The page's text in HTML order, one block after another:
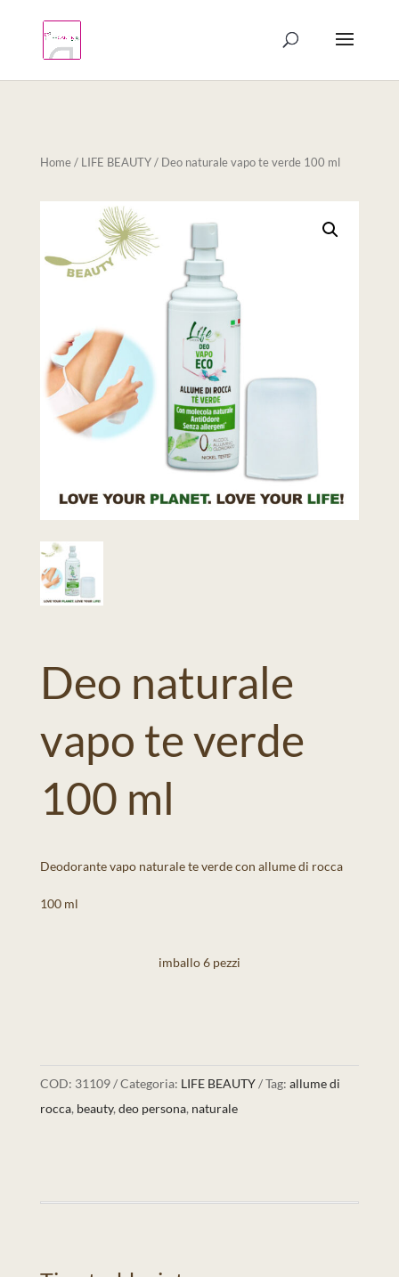
Home/ LIFE BEAUTY/ Deo naturale vapo te verde 100 ml
Deo naturale
vapo te verde
100 ml
Deodorante vapo naturale te verde con allume di rocca
100 ml
imballo 6 pezzi
COD: 31109 Categoria: LIFE BEAUTY Tag: allume di
rocca, beauty, deo persona, naturale